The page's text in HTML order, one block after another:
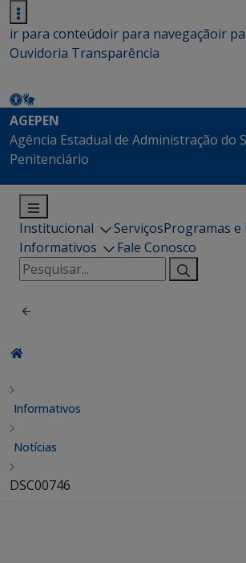
ir para conteúdoir para navegaçãoir
Ouvidoria Transparência
AGEPEN
Agência Estadual de Administração do
Penitenciário
Institucional ServiçosProgramas e
Informativos
Fale Conosco
Pesquisar
por:
Informativos
Notícias
DSC00746